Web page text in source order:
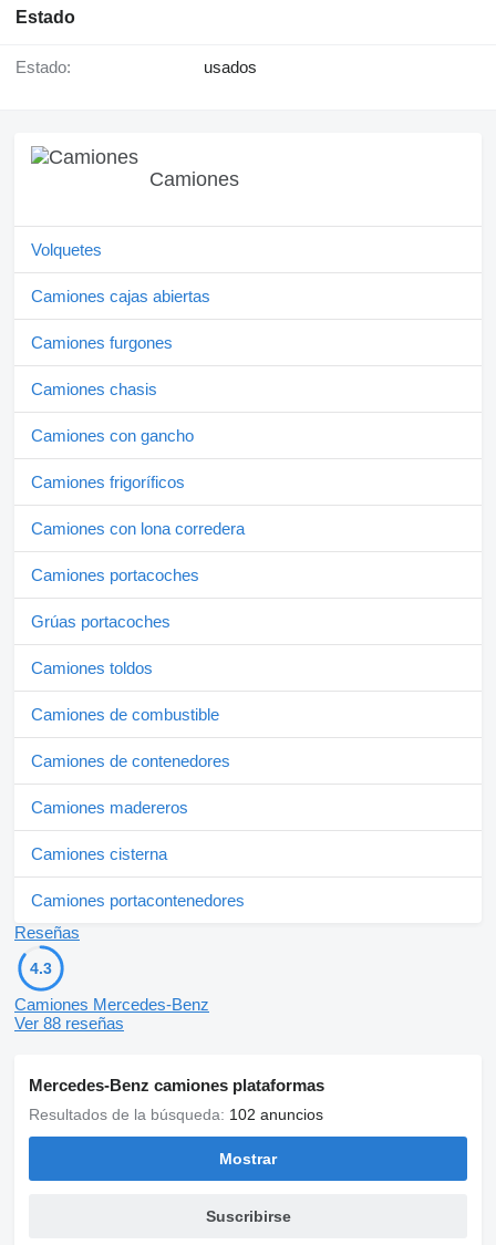
Estado
Estado: usados
Camiones
Volquetes
Camiones cajas abiertas
Camiones furgones
Camiones chasis
Camiones con gancho
Camiones frigoríficos
Camiones con lona corredera
Camiones portacoches
Grúas portacoches
Camiones toldos
Camiones de combustible
Camiones de contenedores
Camiones madereros
Camiones cisterna
Camiones portacontenedores
Reseñas
4.3
Camiones Mercedes-Benz
Ver 88 reseñas
Mercedes-Benz camiones plataformas
Resultados de la búsqueda: 102 anuncios
Mostrar
Suscribirse